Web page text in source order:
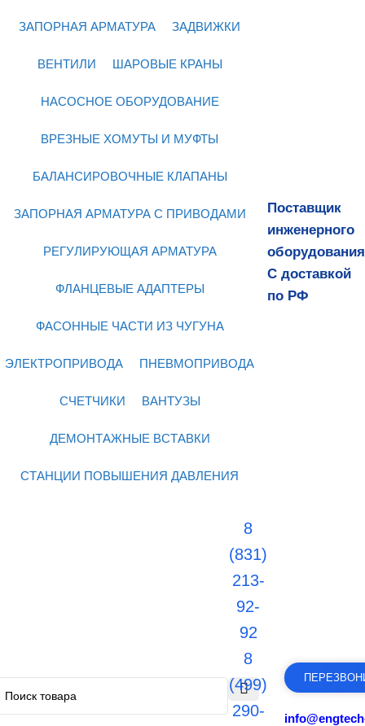
ЗАПОРНАЯ АРМАТУРА ЗАДВИЖКИ
ВЕНТИЛИ ШАРОВЫЕ КРАНЫ
НАСОСНОЕ ОБОРУДОВАНИЕ
ВРЕЗНЫЕ ХОМУТЫ И МУФТЫ
БАЛАНСИРОВОЧНЫЕ КЛАПАНЫ
ЗАПОРНАЯ АРМАТУРА С ПРИВОДАМИ
РЕГУЛИРУЮЩАЯ АРМАТУРА
ФЛАНЦЕВЫЕ АДАПТЕРЫ
ФАСОННЫЕ ЧАСТИ ИЗ ЧУГУНА
ЭЛЕКТРОПРИВОДА ПНЕВМОПРИВОДА
СЧЕТЧИКИ ВАНТУЗЫ
ДЕМОНТАЖНЫЕ ВСТАВКИ
СТАНЦИИ ПОВЫШЕНИЯ ДАВЛЕНИЯ
Поставщик
инженерного
оборудования
С доставкой
по РФ
8
(831)
213-
92-
92
8
(499)
290-